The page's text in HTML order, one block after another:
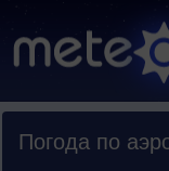
Погода по